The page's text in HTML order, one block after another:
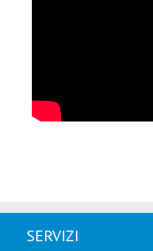
SERVIZI